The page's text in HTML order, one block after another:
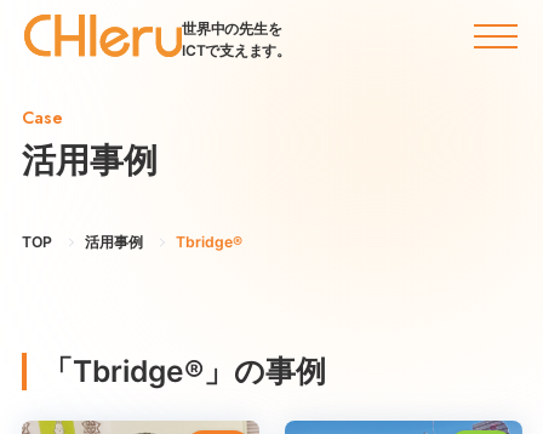
世界中の先生を
ICTで支えます。
Case
活用事例
TOP 活用事例 Tbridge®
「Tbridge®」の事例